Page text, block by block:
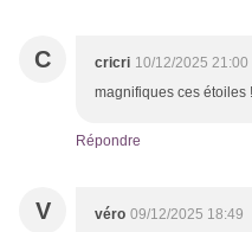
C cricri 10/12/2025 21:00
magnifiques ces étoiles
Répondre
V véro 09/12/2025 18:49